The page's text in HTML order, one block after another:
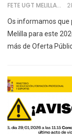
FETE UGT MELILLA
Os informamos que
Melilla para este
más de Oferta